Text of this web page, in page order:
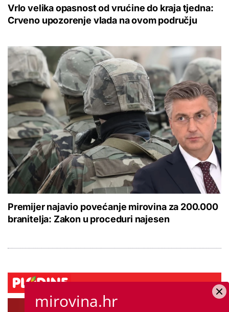
Vrlo velika opasnost od vrućine do kraja tjedna:
Crveno upozorenje vlada na ovom području
Premijer najavio povećanje mirovina za 200.000
branitelja: Zakon u proceduri najesen
mirovina.hr